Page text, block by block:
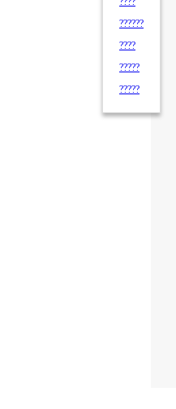
??????
????
?????
?????